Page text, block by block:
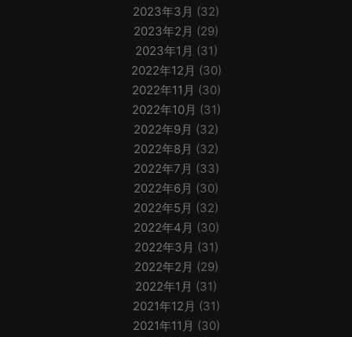
2023年3月 (32)
2023年2月 (29)
2023年1月 (31)
2022年12月 (30)
2022年11月 (30)
2022年10月 (31)
2022年9月 (32)
2022年8月 (32)
2022年7月 (33)
2022年6月 (30)
2022年5月 (32)
2022年4月 (30)
2022年3月 (31)
2022年2月 (29)
2022年1月 (31)
2021年12月 (31)
2021年11月 (30)